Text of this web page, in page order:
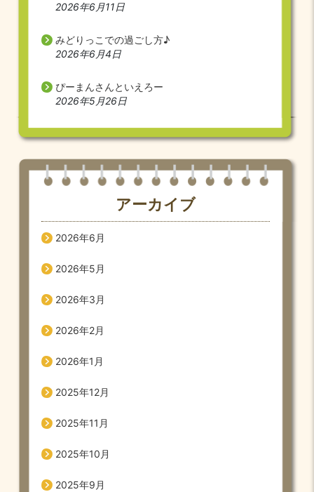
2026年6月11日
みどりっこでの過ごし方♪
2026年6月4日
ぴーまんさんといえろー
2026年5月26日
アーカイブ
2026年6月
2026年5月
2026年3月
2026年2月
2026年1月
2025年12月
2025年11月
2025年10月
2025年9月